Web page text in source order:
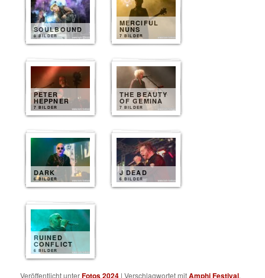
SOULBOUND
8 BILDER
MERCIFUL
NUNS
7 BILDER
PETER
HEPPNER
7 BILDER
THE BEAUTY
OF GEMINA
7 BILDER
DARK
6 BILDER
J DEAD
6 BILDER
RUINED
CONFLICT
6 BILDER
Veröffentlicht unterFotos 2024 |Verschlagwortet mitAmphi Festival,